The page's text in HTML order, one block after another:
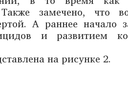
замечено, что
А раннее начало
и развитием
на рисунке 2.